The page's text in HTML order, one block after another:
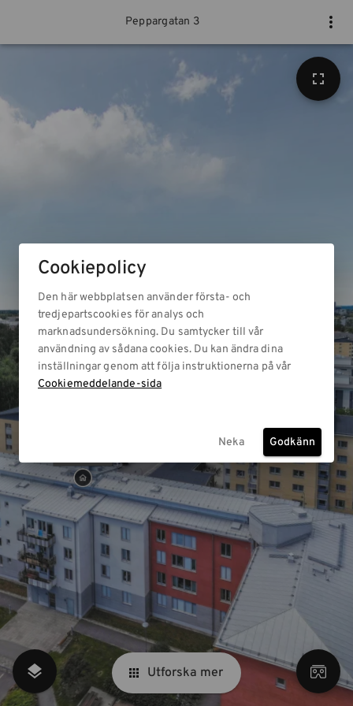
Peppargatan 3
Utforska mer
Cookiepolicy
Den här webbplatsen använder första- och
tredjepartscookies för analys och
marknadsundersökning. Du samtycker till vår
användning av sådana cookies. Du kan ändra dina
inställningar genom att följa instruktionerna på vår
Cookiemeddelande-sida
Neka Godkänn